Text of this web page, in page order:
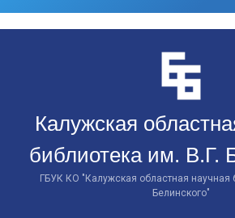
Калужская
библиотека им. В.Г.
ГБУК КО "Калужская областная научная
Белинского"